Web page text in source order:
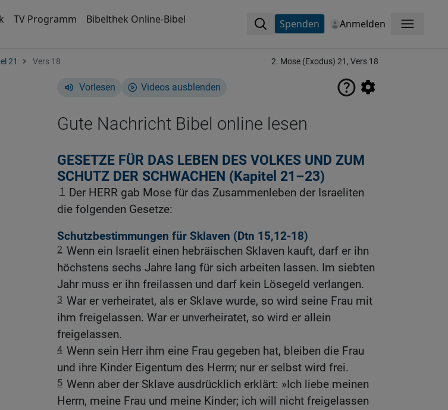
TV Programm Bibelthek Online-Bibel Spenden Anmelden Menü
21 Vers 18 2. Mose (Exodus) 21, Vers 18
Vorlesen Videos ausblenden
Gute Nachricht Bibel online lesen
GESETZE FÜR DAS LEBEN DES VOLKES UND ZUM
SCHUTZ DER SCHWACHEN (Kapitel 21–23)
1 Der HERR gab Mose für das Zusammenleben der Israeliten
die folgenden Gesetze:
Schutzbestimmungen für Sklaven (Dtn 15,12-18)
2 Wenn ein Israelit einen hebräischen Sklaven kauft, darf er ihn
höchstens sechs Jahre lang für sich arbeiten lassen. Im siebten
Jahr muss er ihn freilassen und darf kein Lösegeld verlangen.
3 War er verheiratet, als er Sklave wurde, so wird seine Frau mit
ihm freigelassen. War er unverheiratet, so wird er allein
freigelassen.
4 Wenn sein Herr ihm eine Frau gegeben hat, bleiben die Frau
und ihre Kinder Eigentum des Herrn; nur er selbst wird frei.
5 Wenn aber der Sklave ausdrücklich erklärt: »Ich liebe meinen
Herrn, meine Frau und meine Kinder; ich will nicht freigelassen